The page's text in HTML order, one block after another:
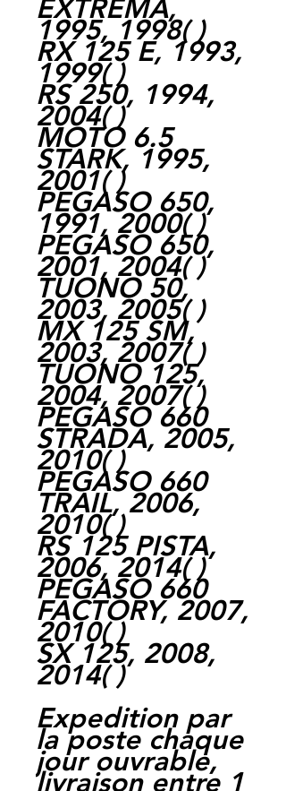
EXTREMA,
1995, 1998( )
RX 125 E, 1993,
1999( )
RS 250, 1994,
2004( )
MOTO 6.5
STARK, 1995,
2001( )
PEGASO 650,
1991, 2000( )
PEGASO 650,
2001, 2004( )
TUONO 50,
2003, 2005( )
MX 125 SM,
2003, 2007( )
TUONO 125,
2004, 2007( )
PEGASO 660
STRADA, 2005,
2010( )
PEGASO 660
TRAIL, 2006,
2010( )
RS 125 PISTA,
2006, 2014( )
PEGASO 660
FACTORY, 2007,
2010( )
SX 125, 2008,
2014( )
Expedition par
la poste chaque
jour ouvrable,
livraison entre 1